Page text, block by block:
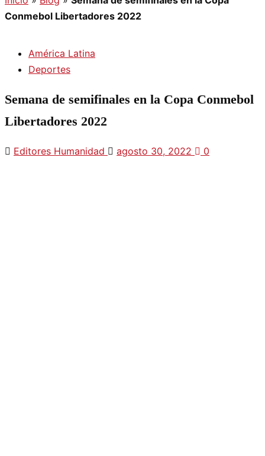
Conmebol Libertadores 2022
América Latina
Deportes
Semana de semifinales en la Copa Conmebol
Libertadores 2022
Editores Humanidad agosto 30, 2022 0